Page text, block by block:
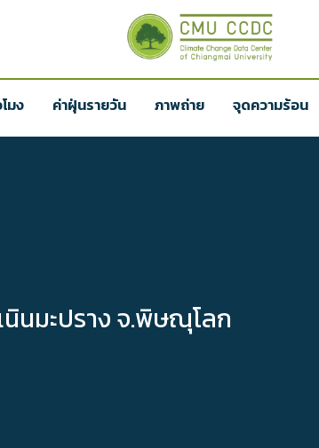
มง ค่าฝุ่นรายวัน ภาพถ่าย จุดความร้อน
นมะปราง จ.พิษณุโลก